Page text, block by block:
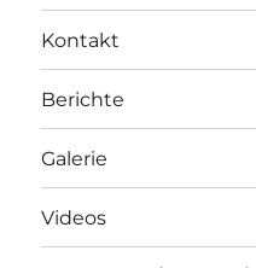
Kontakt
Berichte
Galerie
Videos